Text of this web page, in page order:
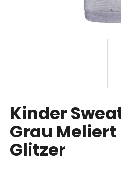
Kinder
Grau Meliert
Glitzer
SUCHEN
i
e
m
p
f
e